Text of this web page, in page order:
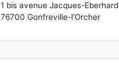
1 bis avenue Jacques-Eberhard
76700 Gonfreville-l'Orcher